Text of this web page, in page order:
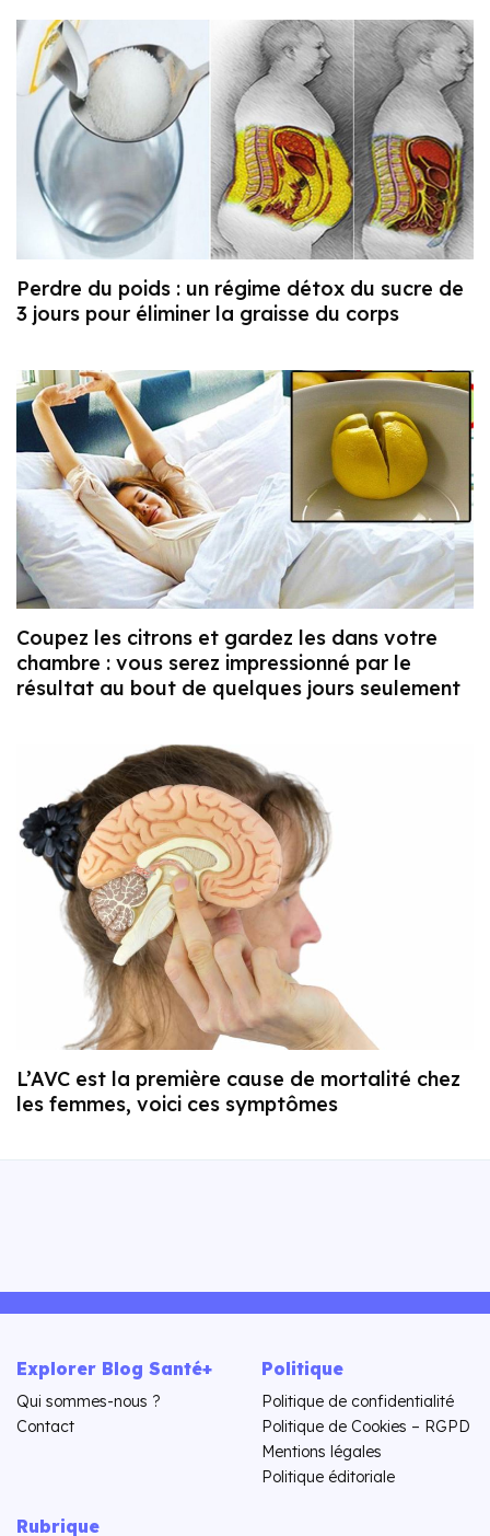
Perdre du poids : un régime détox du sucre de
3 jours pour éliminer la graisse du corps
Coupez les citrons et gardez les dans votre
chambre : vous serez impressionné par le
résultat au bout de quelques jours seulement
L’AVC est la première cause de mortalité chez
les femmes, voici ces symptômes
Explorer Blog Santé+
Qui sommes-nous ?
Contact
Politique
Politique de confidentialité
Politique de Cookies – RGPD
Mentions légales
Politique éditoriale
Rubrique